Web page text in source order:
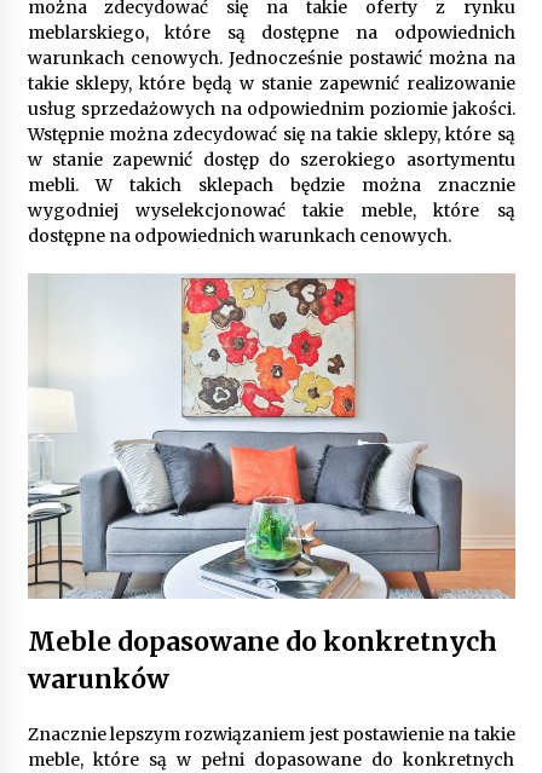
Startpolish w praktyce – jak szybko przyswajać
nowy język?
10 miesięcy ago
Zakopane: apartament z basenem dla
wymagających
10 miesięcy ago
zakupowy
10 miesięcy ago
Nowoczesne rozwiązania opakowaniowe
dopasowane do potrzeb różnych branż
12 miesięcy ago
Gruntowa czy powietrzna pompa ciepła – co
wybrać do ogrzewania domu?
1 rok ago
można zdecydować się na takie oferty z rynku
meblarskiego, które są dostępne na odpowiednich
warunkach cenowych. Jednocześnie postawić można na
takie sklepy, które będą w stanie zapewnić realizowanie
usług sprzedażowych na odpowiednim poziomie jakości.
Wstępnie można zdecydować się na takie sklepy, które są
w stanie zapewnić dostęp do szerokiego asortymentu
mebli. W takich sklepach będzie można znacznie
wygodniej wyselekcjonować takie meble, które są
dostępne na odpowiednich warunkach cenowych.
Meble dopasowane do konkretnych
warunków
Znacznie lepszym rozwiązaniem jest postawienie na takie
meble, które są w pełni dopasowane do konkretnych